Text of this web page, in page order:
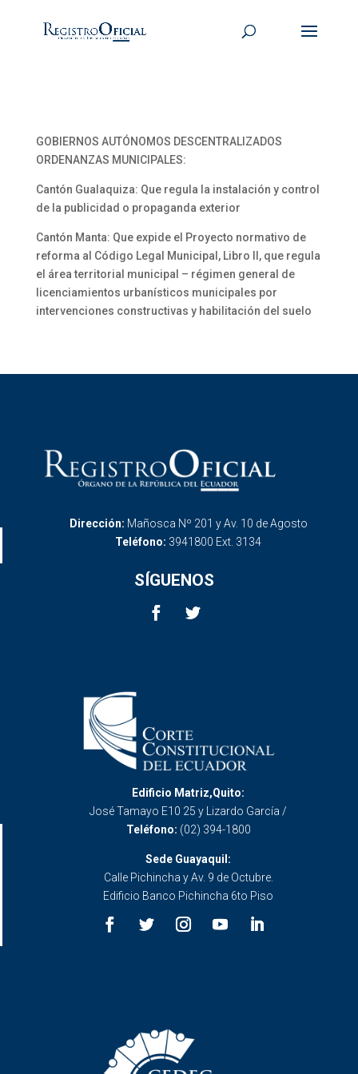
GOBIERNOS AUTÓNOMOS DESCENTRALIZADOS
ORDENANZAS MUNICIPALES:
Cantón Gualaquiza: Que regula la instalación y control
de la publicidad o propaganda exterior
Cantón Manta: Que expide el Proyecto normativo de
reforma al Código Legal Municipal, Libro II, que regula
el área territorial municipal – régimen general de
licenciamientos urbanísticos municipales por
intervenciones constructivas y habilitación del suelo
Dirección: Mañosca Nº 201 y Av. 10 de Agosto
Teléfono: 3941800 Ext. 3134
SÍGUENOS
Edificio Matriz,Quito:
José Tamayo E10 25 y Lizardo García /
Teléfono: (02) 394-1800
Sede Guayaquil:
Calle Pichincha y Av. 9 de Octubre.
Edificio Banco Pichincha 6to Piso